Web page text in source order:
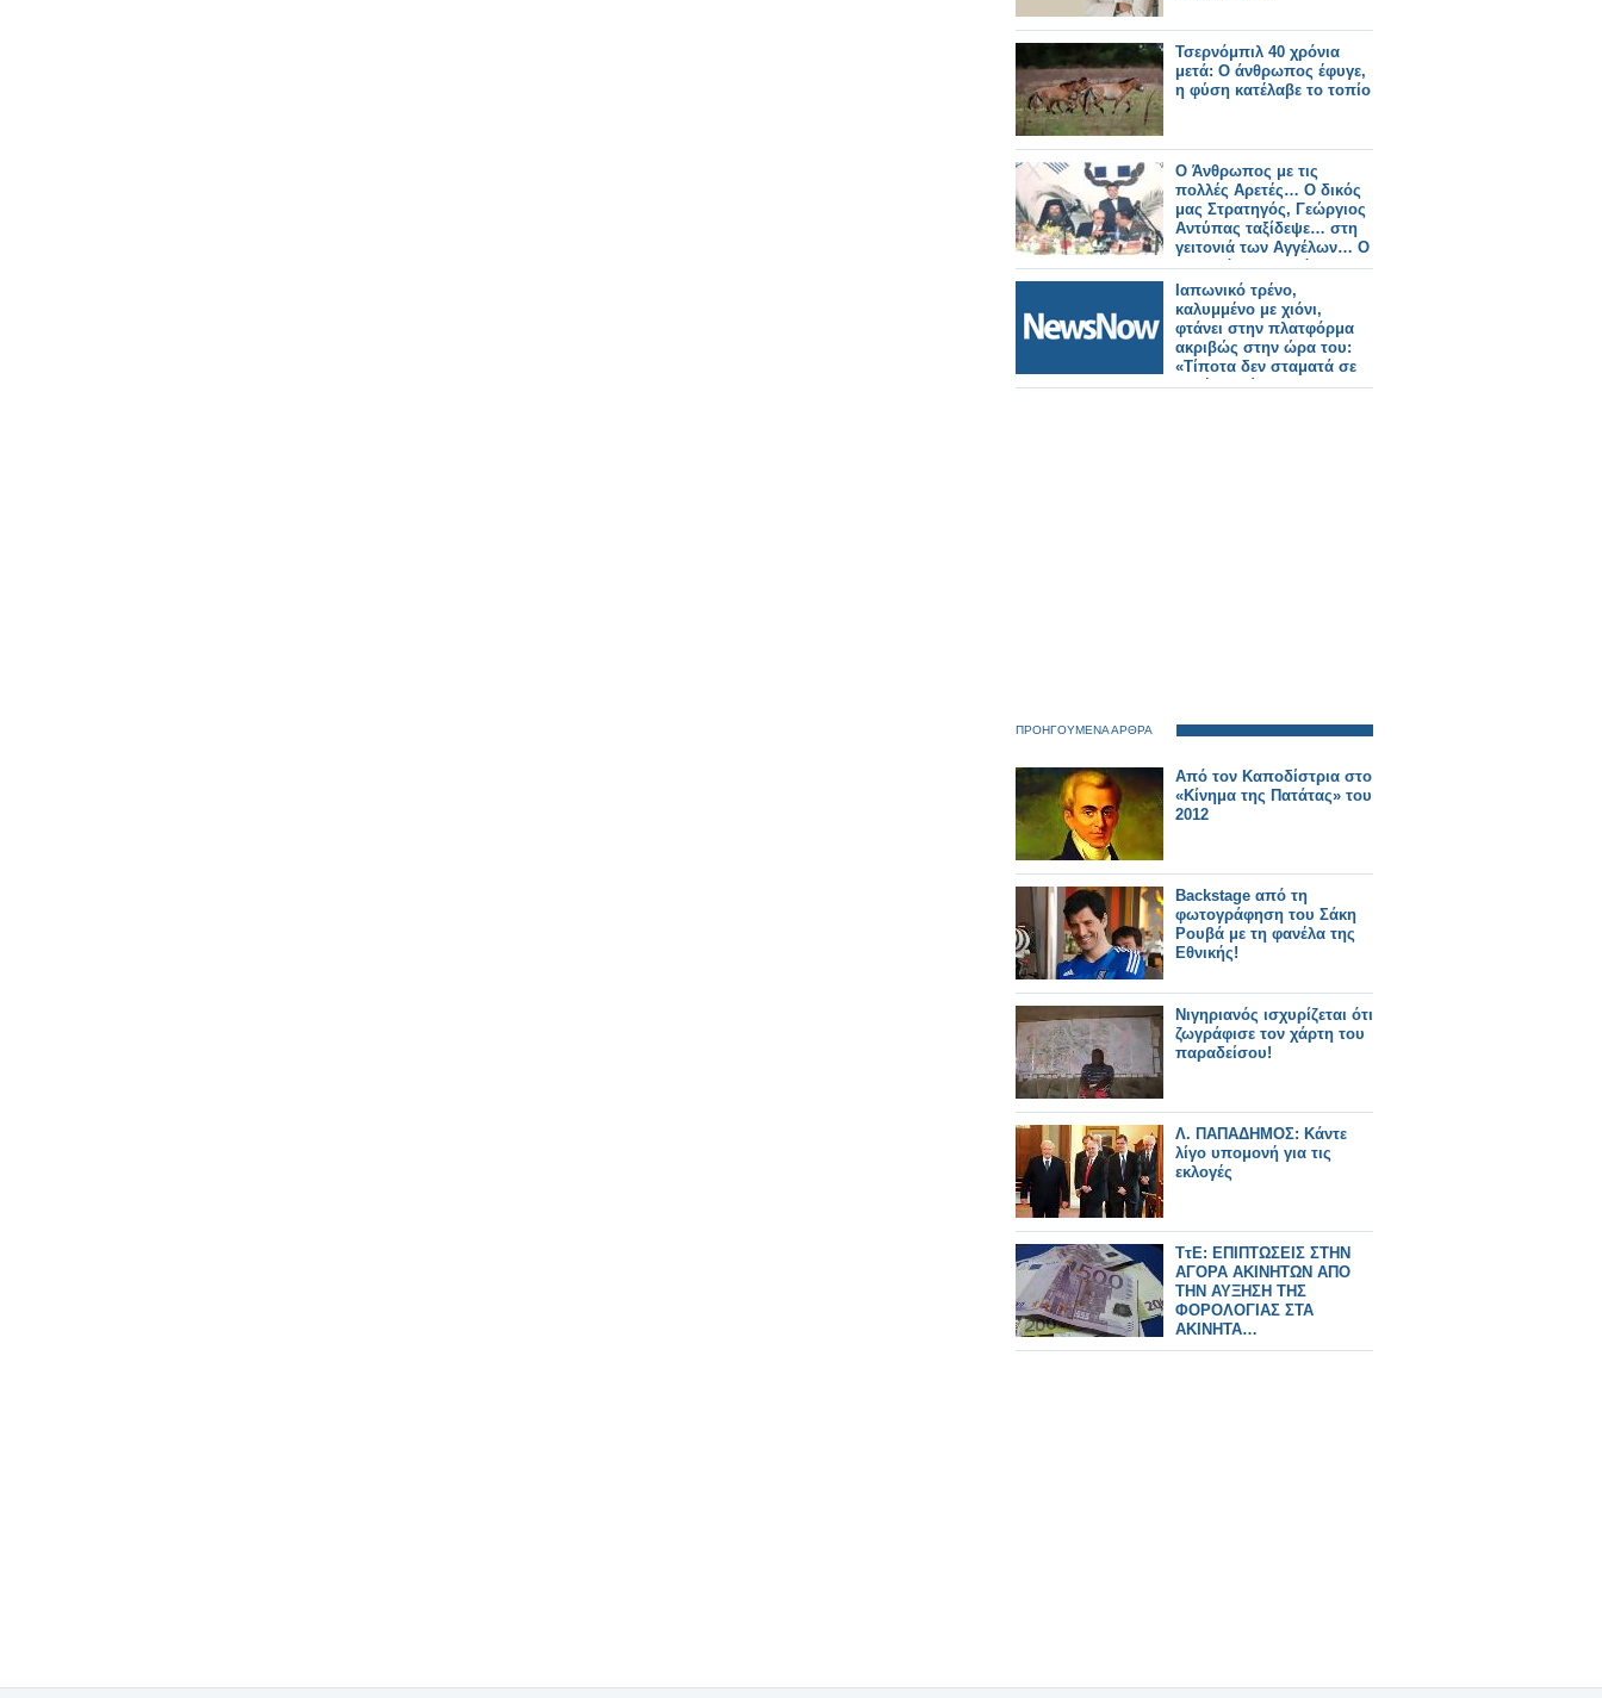
Τσερνόμπιλ 40 χρόνια
μετά: Ο άνθρωπος έφυγε,
η φύση κατέλαβε το τοπίο
Ο Άνθρωπος με τις
πολλές Αρετές… Ο δικός
μας Στρατηγός, Γεώργιος
Αντύπας ταξίδεψε… στη
γειτονιά των Αγγέλων… Ο
Ουρανός πλουσιότερος,
το Μεσολόγγι
φτωχότερο…
Ιαπωνικό τρένο,
καλυμμένο με χιόνι,
φτάνει στην πλατφόρμα
ακριβώς στην ώρα του:
«Τίποτα δεν σταματά σε
αυτή τη χώρα!»
ΠΡΟΗΓΟΥΜΕΝΑ ΑΡΘΡΑ
Από τον Καποδίστρια στο
«Κίνημα της Πατάτας» του
2012
Backstage από τη
φωτογράφηση του Σάκη
Ρουβά με τη φανέλα της
Εθνικής!
Νιγηριανός ισχυρίζεται ότι
ζωγράφισε τον χάρτη του
παραδείσου!
Λ. ΠΑΠΑΔΗΜΟΣ: Κάντε
λίγο υπομονή για τις
εκλογές
ΤτΕ: ΕΠΙΠΤΩΣΕΙΣ ΣΤΗΝ
ΑΓΟΡΑ ΑΚΙΝΗΤΩΝ ΑΠΟ
ΤΗΝ ΑΥΞΗΣΗ ΤΗΣ
ΦΟΡΟΛΟΓΙΑΣ ΣΤΑ
ΑΚΙΝΗΤΑ…